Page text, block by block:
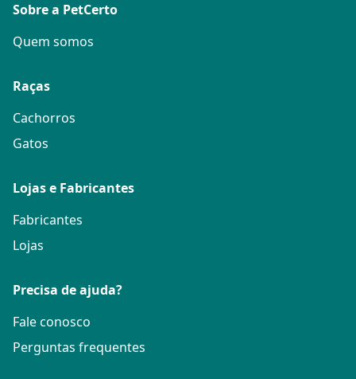
Sobre a PetCerto
Quem somos
Raças
Cachorros
Gatos
Lojas e Fabricantes
Fabricantes
Lojas
Precisa de ajuda?
Fale conosco
Perguntas frequentes